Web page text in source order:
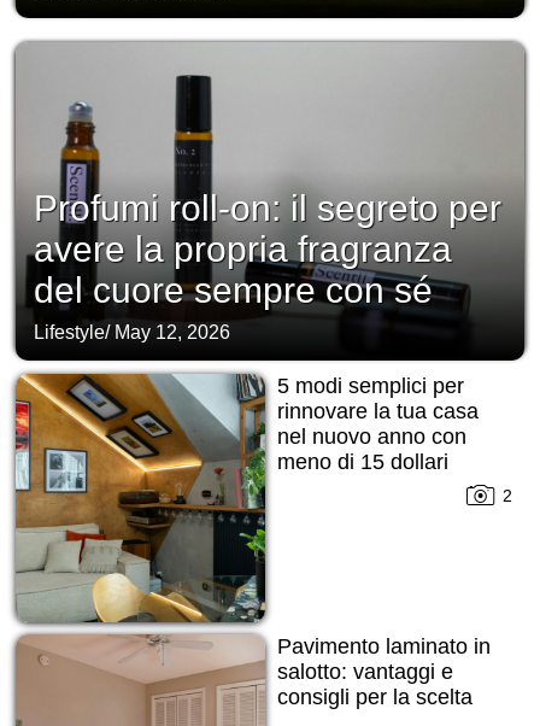
Profumi roll-on: il segreto per
avere la propria fragranza
del cuore sempre con sé
Lifestyle/ May 12, 2026
5 modi semplici per
rinnovare la tua casa
nel nuovo anno con
meno di 15 dollari
2
Pavimento laminato in
salotto: vantaggi e
consigli per la scelta